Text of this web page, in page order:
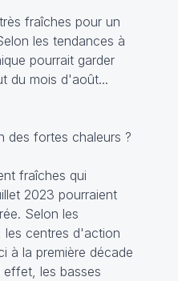
fraîches pour un
les tendances à
pourrait garder
du mois d'août...
des fortes chaleurs ?
fraîches qui
2023 pourraient
Selon les
les centres d'action
à la première décade
les basses